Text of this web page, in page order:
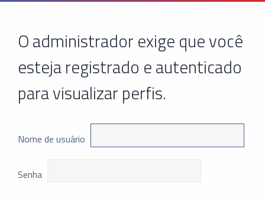
O administrador exige que você
esteja registrado e autenticado
para visualizar perfis.
Nome de usuário
Senha